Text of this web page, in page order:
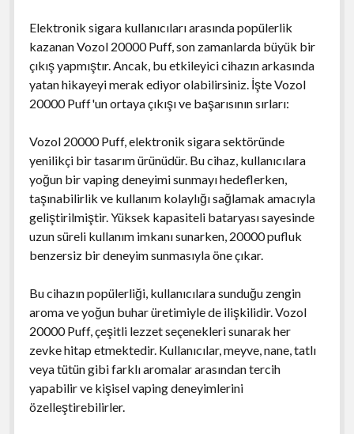
Elektronik sigara kullanıcıları arasında popülerlik
kazanan Vozol 20000 Puff, son zamanlarda büyük bir
çıkış yapmıştır. Ancak, bu etkileyici cihazın arkasında
yatan hikayeyi merak ediyor olabilirsiniz. İşte Vozol
20000 Puff'un ortaya çıkışı ve başarısının sırları:
Vozol 20000 Puff, elektronik sigara sektöründe
yenilikçi bir tasarım ürünüdür. Bu cihaz, kullanıcılara
yoğun bir vaping deneyimi sunmayı hedeflerken,
taşınabilirlik ve kullanım kolaylığı sağlamak amacıyla
geliştirilmiştir. Yüksek kapasiteli bataryası sayesinde
uzun süreli kullanım imkanı sunarken, 20000 pufluk
benzersiz bir deneyim sunmasıyla öne çıkar.
Bu cihazın popülerliği, kullanıcılara sunduğu zengin
aroma ve yoğun buhar üretimiyle de ilişkilidir. Vozol
20000 Puff, çeşitli lezzet seçenekleri sunarak her
zevke hitap etmektedir. Kullanıcılar, meyve, nane, tatlı
veya tütün gibi farklı aromalar arasından tercih
yapabilir ve kişisel vaping deneyimlerini
özelleştirebilirler.